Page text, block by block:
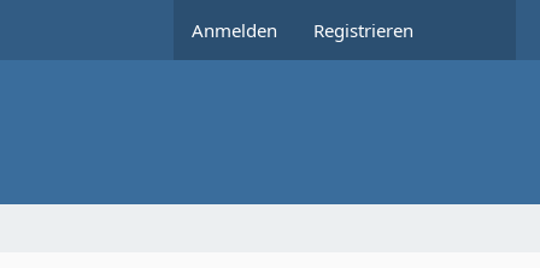
Anmelden Registrieren